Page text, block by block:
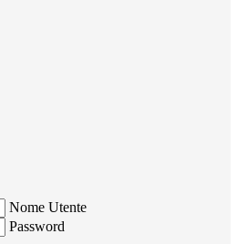
Nome Utente
Password